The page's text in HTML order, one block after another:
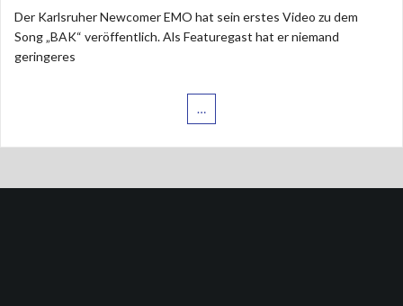
Der Karlsruher Newcomer EMO hat sein erstes Video zu dem
Song „BAK“ veröffentlich. Als Featuregast hat er niemand
geringeres
…